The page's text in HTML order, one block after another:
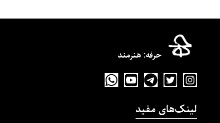
حرفه‌: هنرمند
لینک‌های مفید